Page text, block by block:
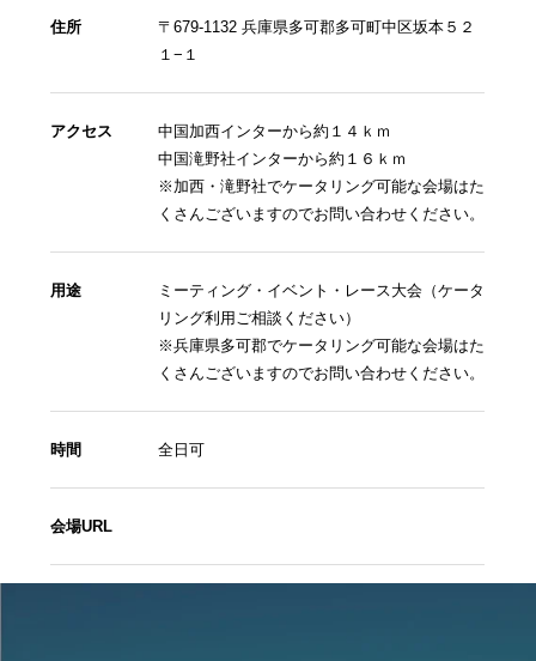
住所
〒679-1132 兵庫県多可郡多可町中区坂本５２
１−１
アクセス
中国加西インターから約１４ｋｍ
中国滝野社インターから約１６ｋｍ
※加西・滝野社でケータリング可能な会場はた
くさんございますのでお問い合わせください。
用途
ミーティング・イベント・レース大会（ケータ
リング利用ご相談ください）
※兵庫県多可郡でケータリング可能な会場はた
くさんございますのでお問い合わせください。
時間 全日可
会場URL